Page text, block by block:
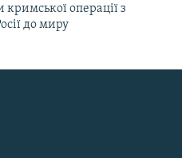
кримської операції з
до миру